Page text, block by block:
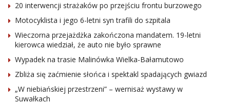
20 interwencji strażaków po przejściu frontu burzowego
Motocyklista i jego 6-letni syn trafili do szpitala
Wieczorna przejażdżka zakończona mandatem. 19-letni
kierowca wiedział, że auto nie było sprawne
Wypadek na trasie Malinówka Wielka-Bałamutowo
Zbliża się zaćmienie słońca i spektakl spadających gwiazd
„W niebiańskiej przestrzeni” – wernisaż wystawy w
Suwałkach